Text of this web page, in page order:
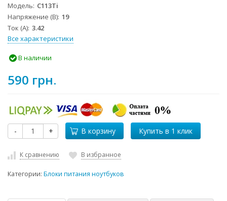
Модель C113Ti
Напряжение (В) 19
Ток (А) 3.42
Все характеристики
В наличии
590 грн.
- + В корзину
К сравнению В избранное
Категории: Блоки питания ноутбуков